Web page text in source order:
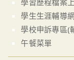
學習歷程檔案
學生生涯輔導網
學校申訴專區(
午餐菜單